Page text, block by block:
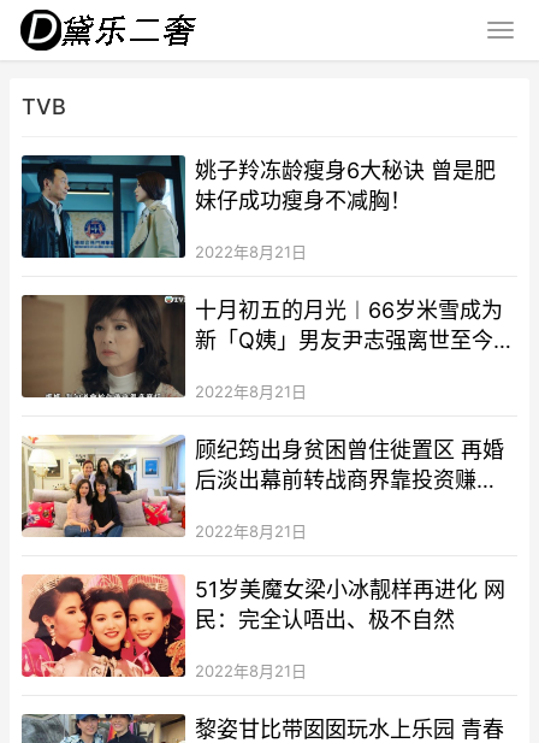
TVB
姚子羚冻龄瘦身6大秘诀 曾是肥
妹仔成功瘦身不减胸！
2022年8月21日
十月初五的月光︱66岁米雪成为
新「Q姨」男友尹志强离世至今依
2022年8月21日
顾纪筠出身贫困曾住徙置区 再婚
后淡出幕前转战商界靠投资赚
2022年8月21日
51岁美魔女梁小冰靓样再进化 网
民：完全认唔出、极不自然
2022年8月21日
黎姿甘比带囡囡玩水上乐园 青春